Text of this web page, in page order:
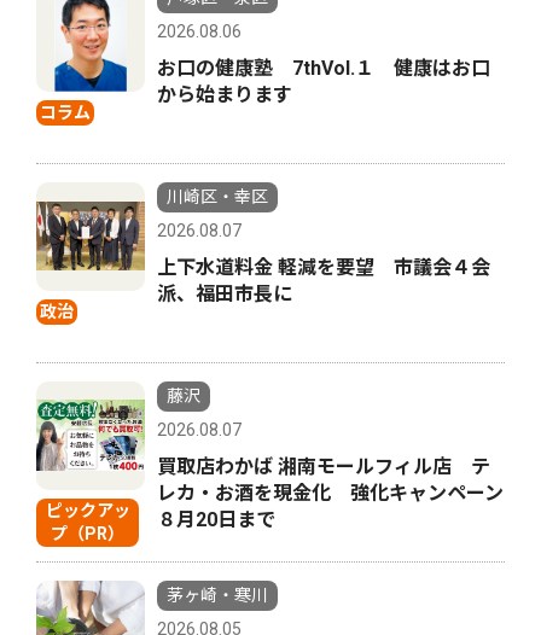
コラム
2026.08.06
お口の健康塾 7thVol.１ 健康はお口
から始まります
政治
川崎区・幸区
2026.08.07
上下水道料金 軽減を要望 市議会４会
派、福田市長に
ピックアッ
プ（PR）
藤沢
2026.08.07
買取店わかば 湘南モールフィル店 テ
レカ・お酒を現金化 強化キャンペーン
８月20日まで
茅ヶ崎・寒川
2026.08.05